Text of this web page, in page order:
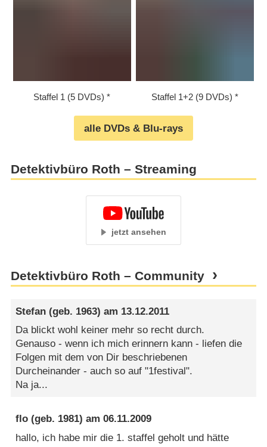
Staffel 1 (5 DVDs) Staffel 1+2 (9 DVDs)
alle DVDs & Blu-rays
Detektivbüro Roth – Streaming
jetzt ansehen
Detektivbüro Roth – Community
Stefan (geb. 1963) am 13.12.2011
Da blickt wohl keiner mehr so recht durch.
Genauso - wenn ich mich erinnern kann - liefen die
Folgen mit dem von Dir beschriebenen
Durcheinander - auch so auf "1festival".
Na ja...
flo (geb. 1981) am06.11.2009
hallo, ich habe mir die 1. staffel geholt und hätte